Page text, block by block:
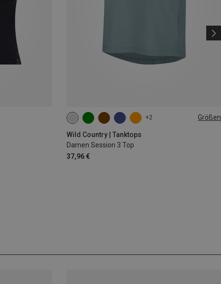
+2 Größen
Wild Country | Tanktops
Damen Session 3 Top
37,96 €
XXS XS L